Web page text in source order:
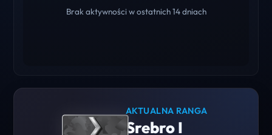
Brak aktywności w ostatnich 14 dniach
AKTUALNA RANGA
Srebro I